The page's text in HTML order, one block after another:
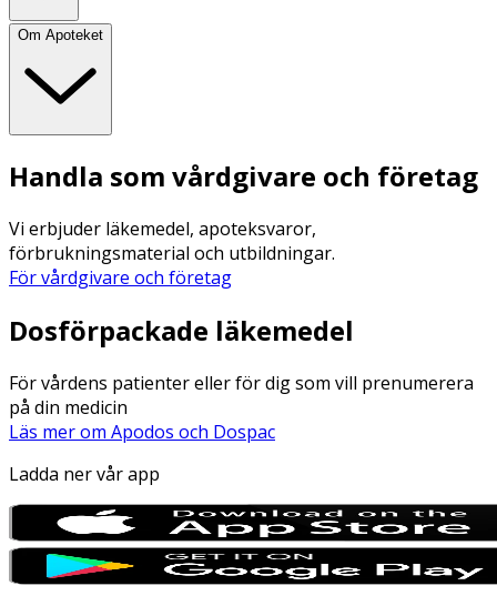
Om Apoteket
Handla som vårdgivare och företag
Vi erbjuder läkemedel, apoteksvaror,
förbrukningsmaterial och utbildningar.
För vårdgivare och företag
Dosförpackade läkemedel
För vårdens patienter eller för dig som vill prenumerera
på din medicin
Läs mer om Apodos och Dospac
Ladda ner vår app